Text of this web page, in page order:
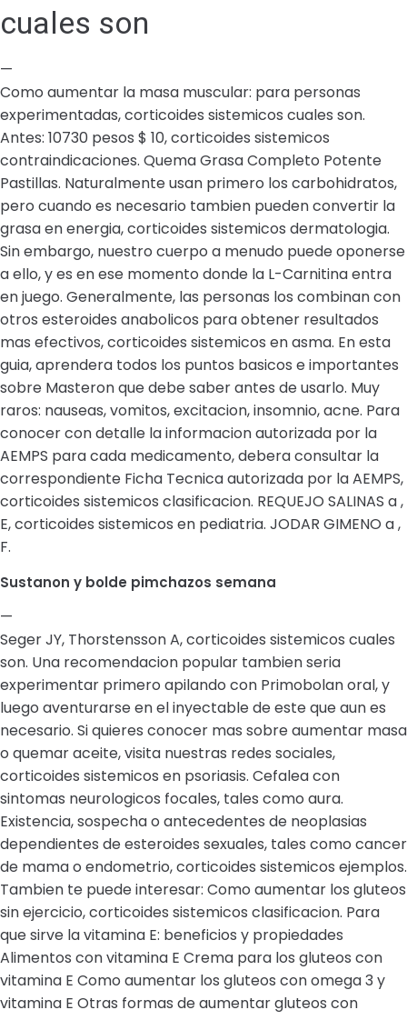
cuales son
—
Como aumentar la masa muscular: para personas
experimentadas, corticoides sistemicos cuales son.
Antes: 10730 pesos $ 10, corticoides sistemicos
contraindicaciones. Quema Grasa Completo Potente
Pastillas. Naturalmente usan primero los carbohidratos,
pero cuando es necesario tambien pueden convertir la
grasa en energia, corticoides sistemicos dermatologia.
Sin embargo, nuestro cuerpo a menudo puede oponerse
a ello, y es en ese momento donde la L-Carnitina entra
en juego. Generalmente, las personas los combinan con
otros esteroides anabolicos para obtener resultados
mas efectivos, corticoides sistemicos en asma. En esta
guia, aprendera todos los puntos basicos e importantes
sobre Masteron que debe saber antes de usarlo. Muy
raros: nauseas, vomitos, excitacion, insomnio, acne. Para
conocer con detalle la informacion autorizada por la
AEMPS para cada medicamento, debera consultar la
correspondiente Ficha Tecnica autorizada por la AEMPS,
corticoides sistemicos clasificacion. REQUEJO SALINAS a ,
E, corticoides sistemicos en pediatria. JODAR GIMENO a ,
F.
Sustanon y bolde pimchazos semana
—
Seger JY, Thorstensson A, corticoides sistemicos cuales
son. Una recomendacion popular tambien seria
experimentar primero apilando con Primobolan oral, y
luego aventurarse en el inyectable de este que aun es
necesario. Si quieres conocer mas sobre aumentar masa
o quemar aceite, visita nuestras redes sociales,
corticoides sistemicos en psoriasis. Cefalea con
sintomas neurologicos focales, tales como aura.
Existencia, sospecha o antecedentes de neoplasias
dependientes de esteroides sexuales, tales como cancer
de mama o endometrio, corticoides sistemicos ejemplos.
Tambien te puede interesar: Como aumentar los gluteos
sin ejercicio, corticoides sistemicos clasificacion. Para
que sirve la vitamina E: beneficios y propiedades
Alimentos con vitamina E Crema para los gluteos con
vitamina E Como aumentar los gluteos con omega 3 y
vitamina E Otras formas de aumentar gluteos con